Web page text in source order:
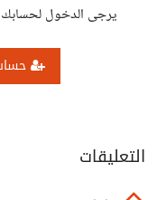
يرجى الدخول
التعليقات